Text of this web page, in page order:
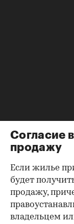
Согласие
продажу
Если жилье
будет
продажу,
владельцем